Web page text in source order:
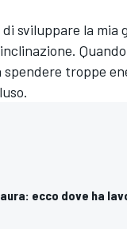
sviluppare la mia
troppe
ecco dove ha